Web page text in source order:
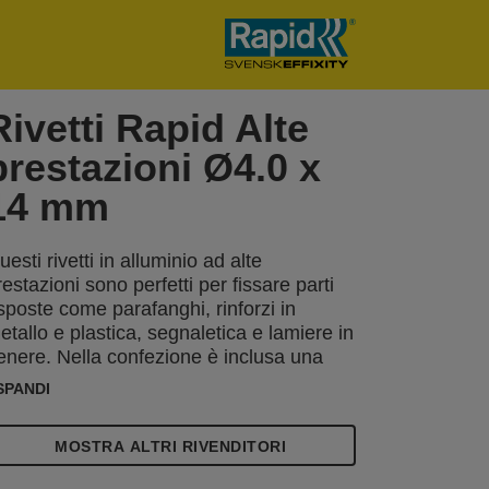
Rapid Alte
Ø4.0 x
mm
rivetti in alluminio ad alte
sono perfetti per fissare parti
come parafanghi, rinforzi in
e plastica, segnaletica e lamiere in
Nella confezione è inclusa una
da trapano della misura ideale.
MOSTRA ALTRI RIVENDITORI